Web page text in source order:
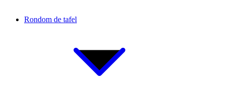
Rondom de tafel